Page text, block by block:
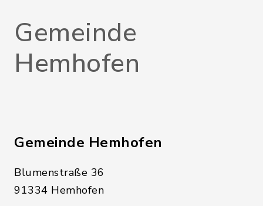
Gemeinde
Hemhofen
Gemeinde Hemhofen
Blumenstraße 36
91334 Hemhofen